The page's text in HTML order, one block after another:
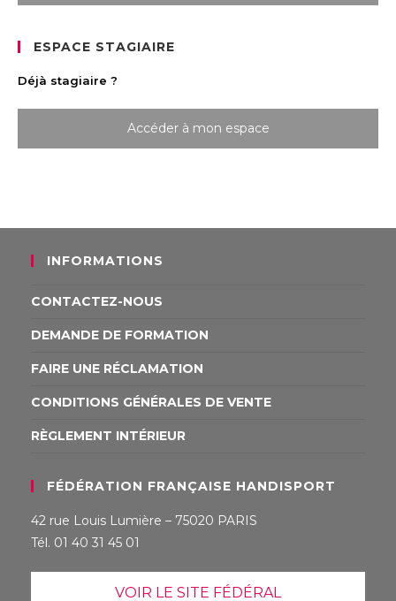
ESPACE STAGIAIRE
Déjà stagiaire ?
Accéder à mon espace
INFORMATIONS
CONTACTEZ-NOUS
DEMANDE DE FORMATION
FAIRE UNE RÉCLAMATION
CONDITIONS GÉNÉRALES DE VENTE
RÈGLEMENT INTÉRIEUR
FÉDÉRATION FRANÇAISE HANDISPORT
42 rue Louis Lumière – 75020 PARIS
Tél. 01 40 31 45 01
VOIR LE SITE FÉDÉRAL